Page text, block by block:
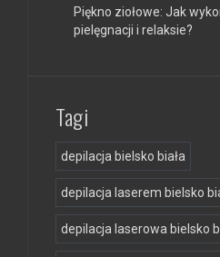
Piękno ziołowe: Jak
pielęgnacji i relaksie?
Tagi
depilacja bielsko biała
depilacja laserem bielsko
depilacja laserowa bielsko